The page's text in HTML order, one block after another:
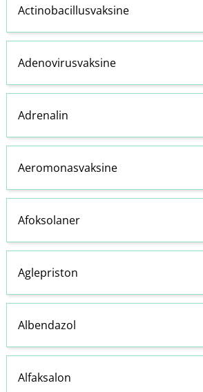
Actinobacillusvaksine
Adenovirusvaksine
Adrenalin
Aeromonasvaksine
Afoksolaner
Aglepriston
Albendazol
Alfaksalon